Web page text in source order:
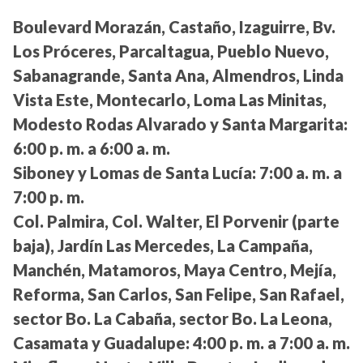
Boulevard Morazán, Castaño, Izaguirre, Bv.
Los Próceres, Parcaltagua, Pueblo Nuevo,
Sabanagrande, Santa Ana, Almendros, Linda
Vista Este, Montecarlo, Loma Las Minitas,
Modesto Rodas Alvarado y Santa Margarita:
6:00 p. m. a 6:00 a. m.
Siboney y Lomas de Santa Lucía: 7:00 a. m. a
7:00 p. m.
Col. Palmira, Col. Walter, El Porvenir (parte
baja), Jardín Las Mercedes, La Campaña,
Manchén, Matamoros, Maya Centro, Mejía,
Reforma, San Carlos, San Felipe, San Rafael,
sector Bo. La Cabaña, sector Bo. La Leona,
Casamata y Guadalupe: 4:00 p. m. a 7:00 a. m.